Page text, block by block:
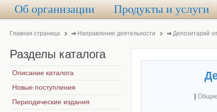
Об организации Продукты и услуги
Главная страница ⇒ Направление деятельности ⇒ Депозитарий
Разделы каталога
Описание каталога
Новые поступления
Периодические издания